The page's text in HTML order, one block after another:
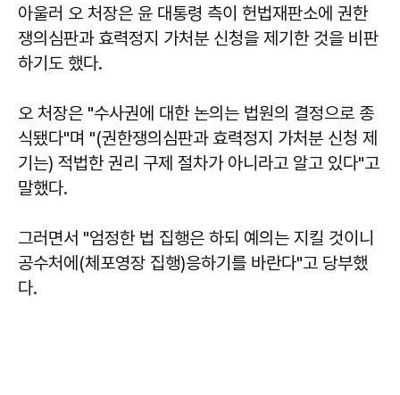
아울러 오 처장은 윤 대통령 측이 헌법재판소에 권한
쟁의심판과 효력정지 가처분 신청을 제기한 것을 비판
하기도 했다.
오 처장은 "수사권에 대한 논의는 법원의 결정으로 종
식됐다"며 "(권한쟁의심판과 효력정지 가처분 신청 제
기는) 적법한 권리 구제 절차가 아니라고 알고 있다"고
말했다.
그러면서 "엄정한 법 집행은 하되 예의는 지킬 것이니
공수처에(체포영장 집행)응하기를 바란다"고 당부했
다.